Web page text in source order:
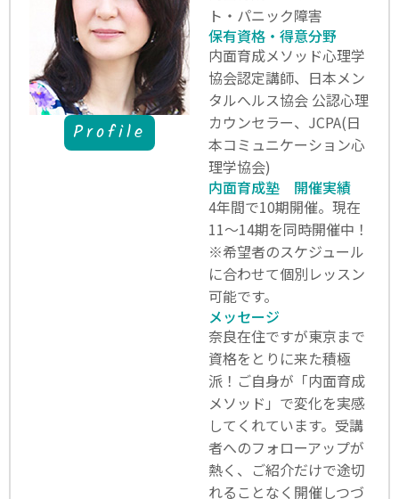
Profile
ト・パニック障害
保有資格・得意分野
内面育成メソッド心理学
協会認定講師、日本メン
タルへルス協会 公認心理
カウンセラー、JCPA(日
本コミュニケーション心
理学協会)
内面育成塾 開催実績
4年間で10期開催。現在
11～14期を同時開催中！
※希望者のスケジュール
に合わせて個別レッスン
可能です。
メッセージ
奈良在住ですが東京まで
資格をとりに来た積極
派！ご自身が「内面育成
メソッド」で変化を実感
してくれています。受講
者へのフォローアップが
熱く、ご紹介だけで途切
れることなく開催しつづ